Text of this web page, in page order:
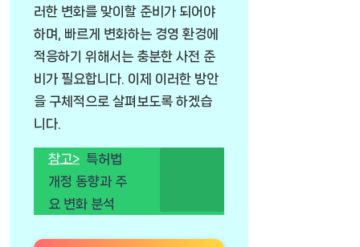
러한 변화를 맞이할 준비가 되어야
하며, 빠르게 변화하는 경영 환경에
적응하기 위해서는 충분한 사전 준
비가 필요합니다. 이제 이러한 방안
을 구체적으로 살펴보도록 하겠습
니다.
참고> 특허법
개정 동향과 주
요 변화 분석